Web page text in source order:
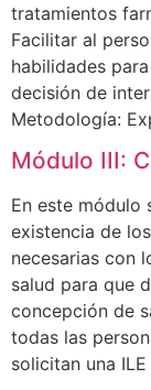
tratamientos
Facilitar al
habilidades
decisión de
Metodología:
Módulo III:
En este módulo
existencia de
necesarias con
salud para que
concepción de
todas las
solicitan una